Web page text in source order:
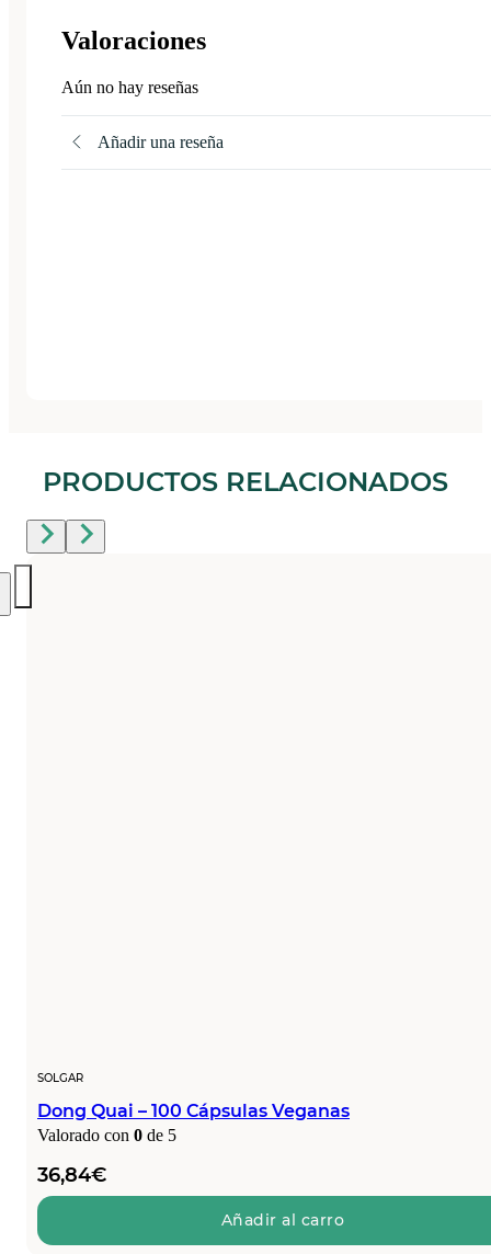
Valoraciones
Aún no hay reseñas
Añadir una reseña
PRODUCTOS RELACIONADOS
SOLGAR
Dong Quai – 100 Cápsulas Veganas
Valorado con 0 de 5
36,84€
Añadir al carro